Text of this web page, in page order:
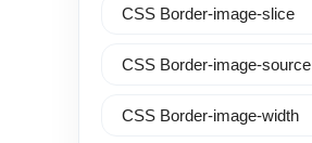
CSS Border-image-slice
CSS Border-image-source
CSS Border-image-width